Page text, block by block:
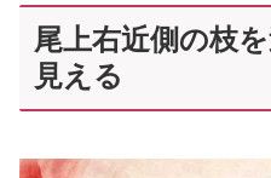
尾上右近側の枝
見える